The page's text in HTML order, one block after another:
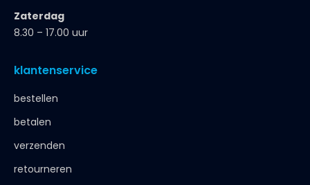
Zaterdag
8.30 – 17.00 uur
klantenservice
bestellen
betalen
verzenden
retourneren